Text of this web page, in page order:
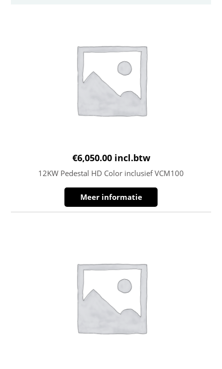
€6,050.00 incl.btw
12KW Pedestal HD Color inclusief VCM100
Meer informatie